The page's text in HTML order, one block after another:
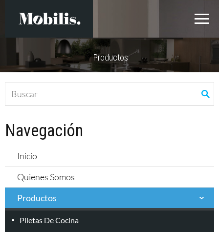
Productos
Navegación
Inicio
Quienes Somos
Productos
Piletas De Cocina